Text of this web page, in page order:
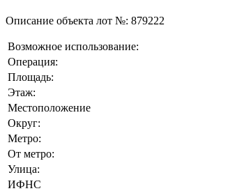
Описание объекта лот №: 879222
Возможное использование:
Операция:
Площадь:
Этаж:
Местоположение
Округ:
Метро:
От метро:
Улица:
ИФНС